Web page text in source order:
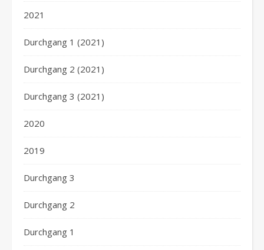
2021
Durchgang 1 (2021)
Durchgang 2 (2021)
Durchgang 3 (2021)
2020
2019
Durchgang 3
Durchgang 2
Durchgang 1